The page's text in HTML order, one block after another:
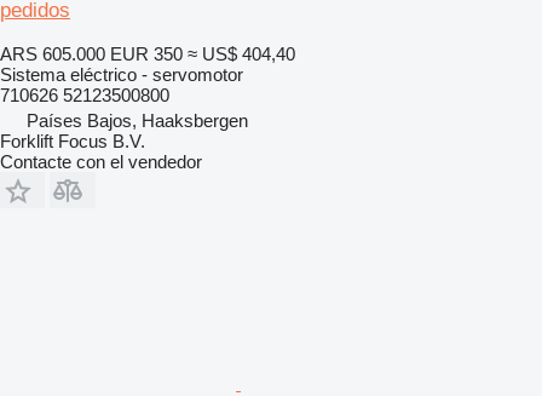
pedidos
ARS 605.000 EUR 350 ≈ US$ 404,40
Sistema eléctrico - servomotor
710626 52123500800
Países Bajos, Haaksbergen
Forklift Focus B.V.
Contacte con el vendedor